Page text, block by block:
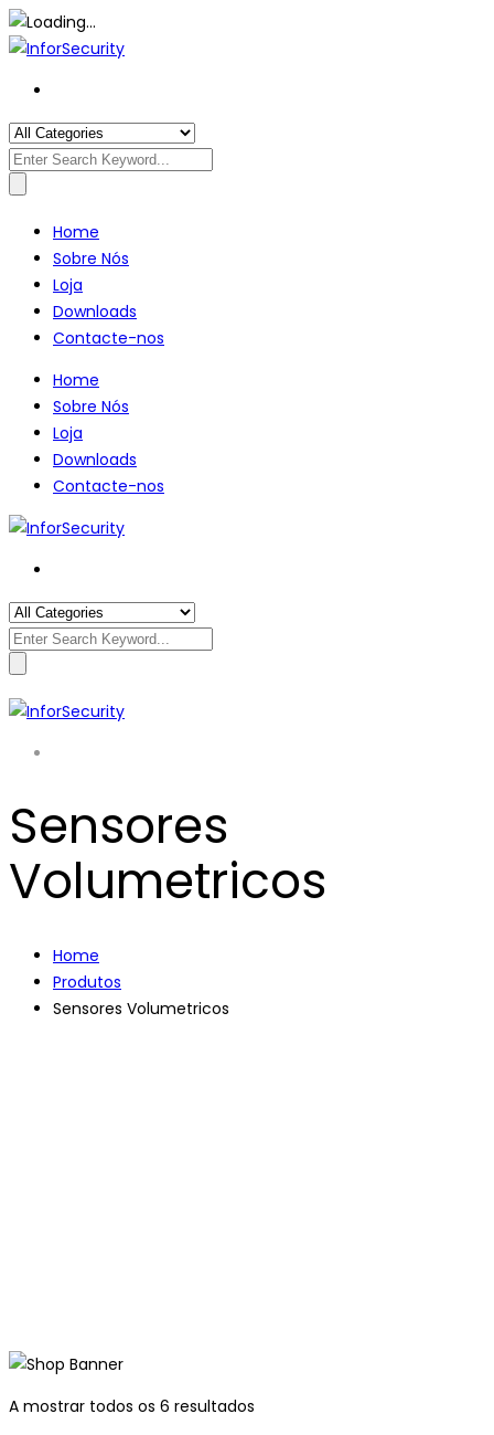
Search
Home
Sobre Nós
Loja
Downloads
Contacte-nos
Home
Sobre Nós
Loja
Downloads
Contacte-nos
Search
Sensores
Volumetricos
Home
Produtos
Sensores Volumetricos
A mostrar todos os 6 resultados